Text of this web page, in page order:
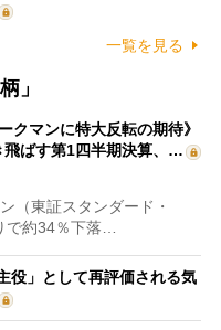
一覧を見る
」
クマンに特大反転の期待》
飛ばす第1四半期決算、…
（東証スタンダード・
で約34％下落…
役」として再評価される気